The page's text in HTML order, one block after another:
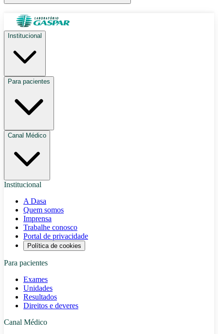
Institucional
Para pacientes
Canal Médico
Institucional
A Dasa
Quem somos
Imprensa
Trabalhe conosco
Portal de privacidade
Política de cookies
Para pacientes
Exames
Unidades
Resultados
Direitos e deveres
Canal Médico